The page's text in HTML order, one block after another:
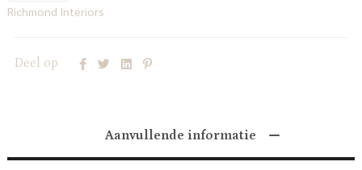
Richmond Interiors
Deel op
Aanvullende informatie